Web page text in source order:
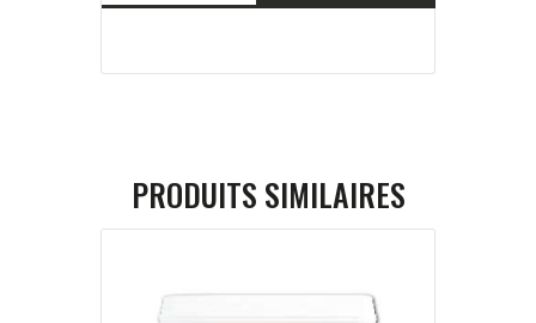
PRODUITS SIMILAIRES